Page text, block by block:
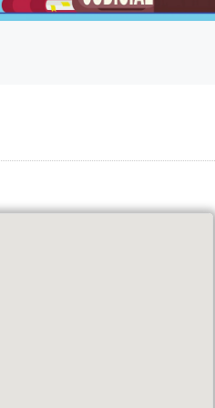
Silahkan hubungi kami